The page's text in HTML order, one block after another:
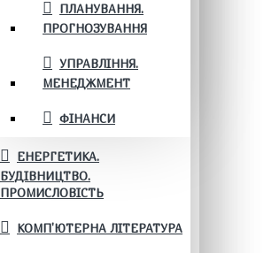
ПЛАНУВАННЯ.
ПРОГНОЗУВАННЯ
УПРАВЛІННЯ.
МЕНЕДЖМЕНТ
ФІНАНСИ
ЕНЕРГЕТИКА.
БУДІВНИЦТВО.
ПРОМИСЛОВІСТЬ
КОМП'ЮТЕРНА ЛІТЕРАТУРА